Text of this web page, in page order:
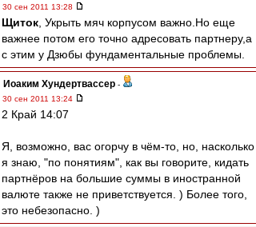
30 сен 2011 13:28
Щиток , Укрыть мяч корпусом важно.Но еще
важнее потом его точно адресовать партнеру,а
с этим у Дзюбы фундаментальные проблемы.
Иоаким Хундертвассер -
30 сен 2011 13:24
2 Край 14:07
Я, возможно, вас огорчу в чём-то, но, насколько
я знаю, "по понятиям", как вы говорите, кидать
партнёров на большие суммы в иностранной
валюте также не приветствуется. ) Более того,
это небезопасно. )